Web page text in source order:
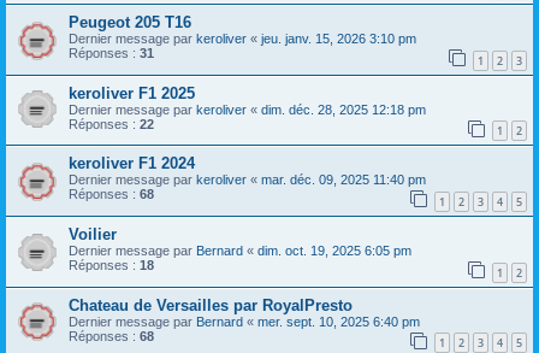
Peugeot 205 T16
Dernier message par keroliver « jeu. janv. 15, 2026 3:10 pm
Réponses : 31 1 2 3
keroliver F1 2025
Dernier message par keroliver « dim. déc. 28, 2025 12:18 pm
Réponses : 22 1 2
keroliver F1 2024
Dernier message par keroliver « mar. déc. 09, 2025 11:40 pm
Réponses : 68 1 2 3 4 5
Voilier
Dernier message par Bernard « dim. oct. 19, 2025 6:05 pm
Réponses : 18 1 2
Chateau de Versailles par RoyalPresto
Dernier message par Bernard « mer. sept. 10, 2025 6:40 pm
Réponses : 68 1 2 3 4 5